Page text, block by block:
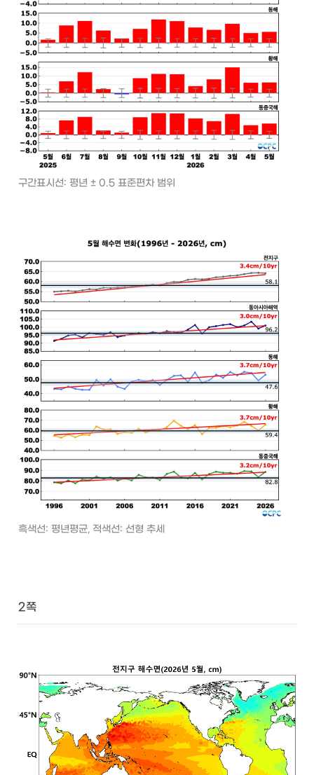
구간표시선: 평년 ± 0.5 표준편차 범위
흑색선: 평년평균, 적색선: 선형 추세
2쪽